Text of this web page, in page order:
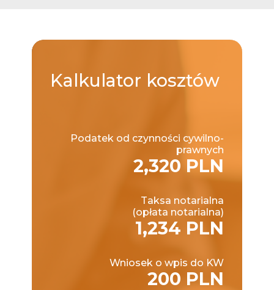
Kalkulator kosztów
Podatek od czynności cywilno-
prawnych
2,320 PLN
Taksa notarialna
(opłata notarialna)
1,234 PLN
Wniosek o wpis do KW
200 PLN